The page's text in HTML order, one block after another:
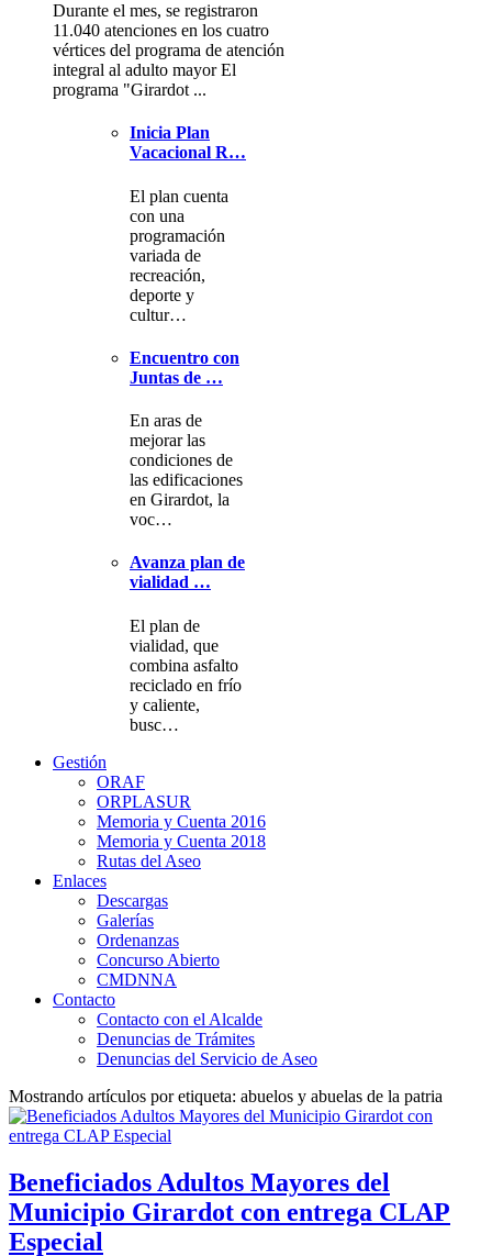
Durante el mes, se registraron
11.040 atenciones en los cuatro
vértices del programa de atención
integral al adulto mayor El
programa "Girardot ...
Inicia Plan
Vacacional R…
El plan cuenta
con una
programación
variada de
recreación,
deporte y
cultur…
Encuentro con
Juntas de …
En aras de
mejorar las
condiciones de
las edificaciones
en Girardot, la
voc…
Avanza plan de
vialidad …
El plan de
vialidad, que
combina asfalto
reciclado en frío
y caliente,
busc…
Gestión
ORAF
ORPLASUR
Memoria y Cuenta 2016
Memoria y Cuenta 2018
Rutas del Aseo
Enlaces
Descargas
Galerías
Ordenanzas
Concurso Abierto
CMDNNA
Contacto
Contacto con el Alcalde
Denuncias de Trámites
Denuncias del Servicio de Aseo
Mostrando artículos por etiqueta: abuelos y abuelas de la patria
Beneficiados Adultos Mayores del
Municipio Girardot con entrega CLAP
Especial